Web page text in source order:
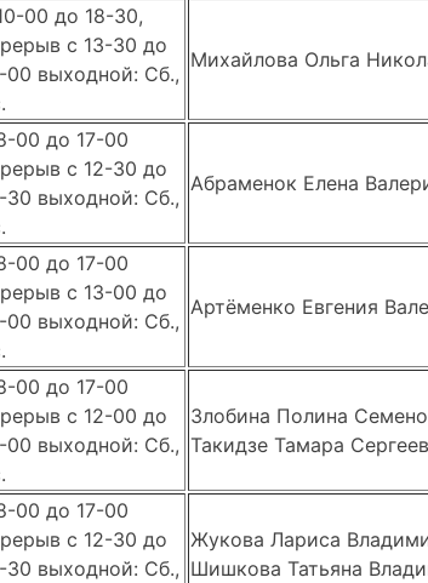
00 до 18-30,
с 13-30 до
00 выходной: Сб.,
Михайлова Ольга
00 до 17-00
с 12-30 до
30 выходной: Сб.,
Абраменок Елена
00 до 17-00
с 13-00 до
00 выходной: Сб.,
Артёменко Евгения
00 до 17-00
с 12-00 до
00 выходной: Сб.,
Злобина Полина
Такидзе Тамара
00 до 17-00
с 12-30 до
30 выходной: Сб.,
Жукова Лариса
Шишкова Татьяна